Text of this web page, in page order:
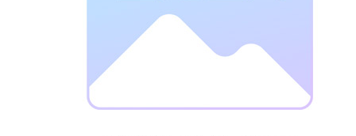
金属类的表
面。适用于电